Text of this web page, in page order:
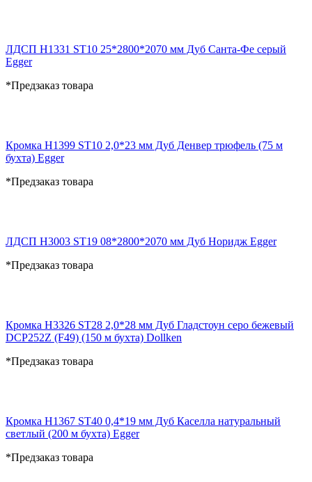
ЛДСП H1331 ST10 25*2800*2070 мм Дуб Санта-Фе серый
Egger
*Предзаказ товара
Кромка H1399 ST10 2,0*23 мм Дуб Денвер трюфель (75 м
бухта) Egger
*Предзаказ товара
ЛДСП H3003 ST19 08*2800*2070 мм Дуб Норидж Egger
*Предзаказ товара
Кромка H3326 ST28 2,0*28 мм Дуб Гладстоун серо бежевый
DCP252Z (F49) (150 м бухта) Dollken
*Предзаказ товара
Кромка H1367 ST40 0,4*19 мм Дуб Каселла натуральный
светлый (200 м бухта) Egger
*Предзаказ товара